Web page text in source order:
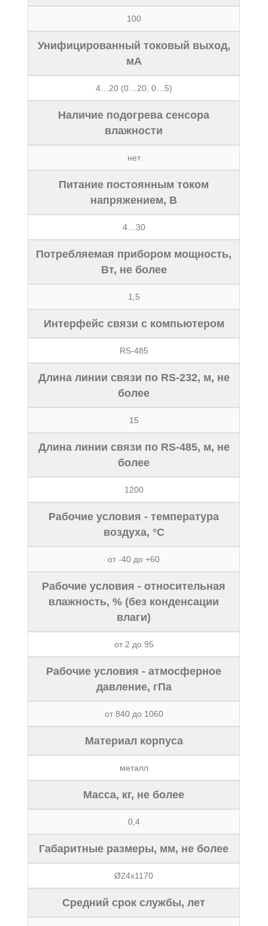
100
Унифицированный токовый выход,
мА
4…20 (0…20, 0…5)
Наличие подогрева сенсора
влажности
нет
Питание постоянным током
напряжением, В
4…30
Потребляемая прибором мощность,
Вт, не более
1,5
Интерфейс связи с компьютером
RS-485
Длина линии связи по RS-232, м, не
более
15
Длина линии связи по RS-485, м, не
более
1200
Рабочие условия - температура
воздуха, °С
от -40 до +60
Рабочие условия - относительная
влажность, % (без конденсации
влаги)
от 2 до 95
Рабочие условия - атмосферное
давление, гПа
от 840 до 1060
Материал корпуса
металл
Масса, кг, не более
0,4
Габаритные размеры, мм, не более
Ø24х1170
Средний срок службы, лет